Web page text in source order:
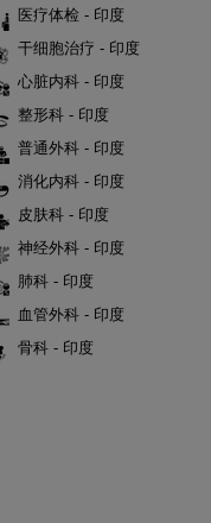
医疗体检 - 印度
干细胞治疗 - 印度
心脏内科 - 印度
整形科 - 印度
普通外科 - 印度
消化内科 - 印度
皮肤科 - 印度
神经外科 - 印度
肺科 - 印度
血管外科 - 印度
骨科 - 印度